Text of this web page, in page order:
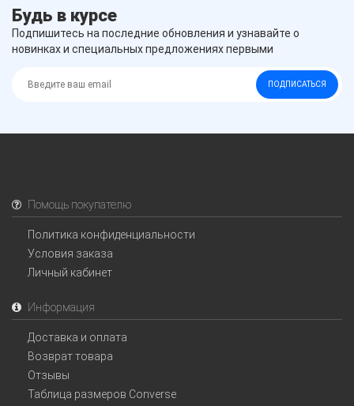
Будь в курсе
Подпишитесь на последние обновления и узнавайте о
новинках и специальных предложениях первыми
ПОДПИСАТЬСЯ
Помощь покупателю
Политика конфиденциальности
Условия заказа
Личный кабинет
Информация
Доставка и оплата
Возврат товара
Отзывы
Таблица размеров Converse